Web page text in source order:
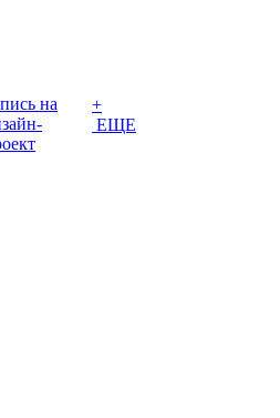
на
+
ЕЩЕ